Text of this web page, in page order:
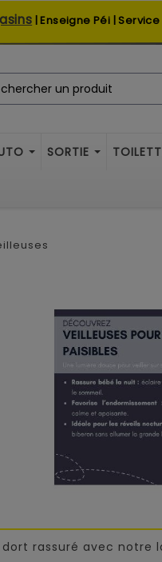
| Enseigne Péi |
SORTIE
dort rassuré avec notre